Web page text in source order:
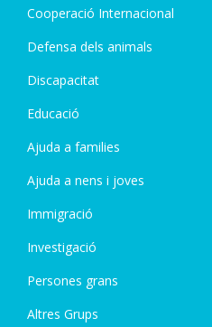
Cooperació Internacional
Defensa dels animals
Discapacitat
Educació
Ajuda a families
Ajuda a nens i joves
Immigració
Investigació
Persones grans
Altres Grups